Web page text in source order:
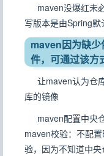
maven没爆红未
写版本是由Spring默
maven因为缺
件，可通过该方
让maven认为仓
库的镜像
maven配置中央
maven校验：不配
验，因为不知道中